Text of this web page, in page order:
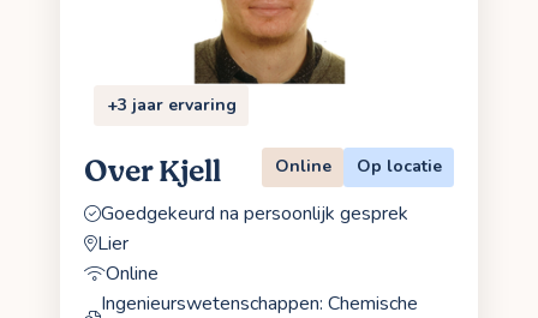
+3 jaar ervaring
Over Kjell Online Op locatie
Goedgekeurd na persoonlijk gesprek
Lier
Online
Ingenieurswetenschappen: Chemische